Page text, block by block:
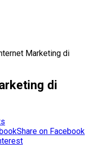
Marketing di
di
Share on Facebook